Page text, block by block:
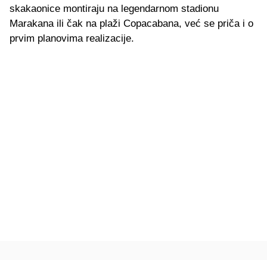
skakaonice montiraju na legendarnom stadionu
Marakana ili čak na plaži Copacabana, već se priča i o
prvim planovima realizacije.